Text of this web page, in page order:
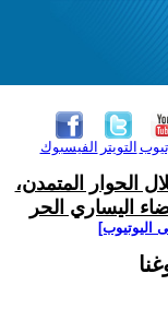
الفيسبوك التويتر
الحوار المتمدن،
اليساري الحر
اليوتيوب]